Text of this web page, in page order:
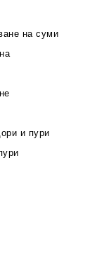
на суми
и пури